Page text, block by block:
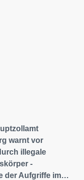
warnt vor
illegale
-
der Aufgriffe im…